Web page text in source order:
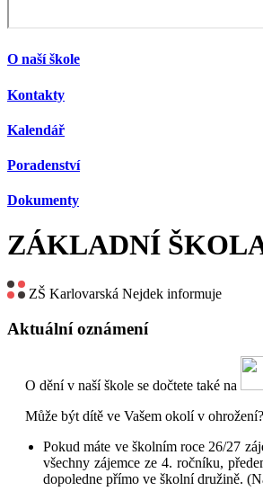
O naší škole
Kontakty
Kalendář
Poradenství
Dokumenty
ZÁKLADNÍ
ZŠ Karlovarská Nejdek informuje
Aktuální oznámení
O dění v naší škole se dočtete také na
Může být dítě ve Vašem okolí v
Pokud máte ve školním roce 26/27
všechny zájemce ze 4. ročníku,
dopoledne přímo ve školní družině.